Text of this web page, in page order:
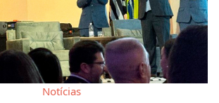
Notícias